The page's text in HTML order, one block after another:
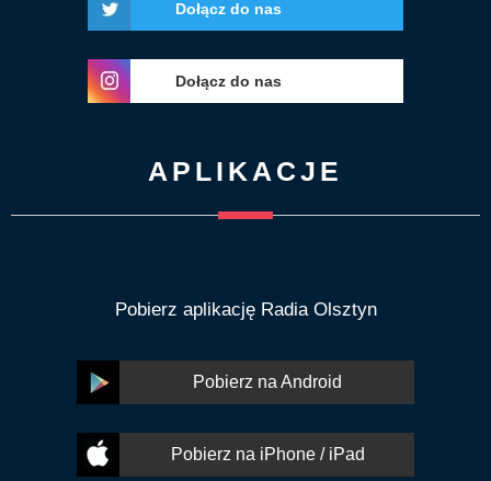
Dołącz do nas
Dołącz do nas
APLIKACJE
Pobierz aplikację Radia Olsztyn
Pobierz na Android
Pobierz na iPhone / iPad